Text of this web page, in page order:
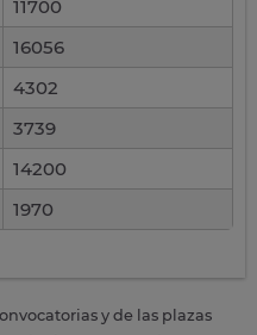
11700
16056
4302
3739
14200
1970
y de las plazas